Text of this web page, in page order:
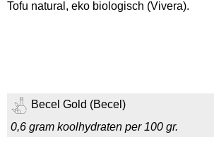
Tofu natural, eko biologisch (Vivera).
Becel Gold (Becel)
0,6 gram koolhydraten per 100 gr.